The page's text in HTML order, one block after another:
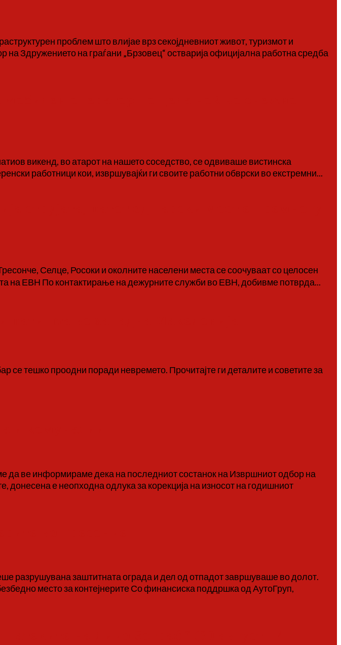
проблем што влијае врз секојдневниот живот, туризмот и
Здружението на граѓани „Брзовец“ остварија официјална работна средба
викенд, во атарот на нашето соседство, се одвиваше вистинска
работници кои, извршувајќи ги своите работни обврски во екстремни...
Селце, Росоки и околните населени места се соочуваат со целосен
на ЕВН По контактирање на дежурните служби во ЕВН, добивме потврда...
тешко проодни поради невремето. Прочитајте ги деталите и советите за
да ве информираме дека на последниот состанок на Извршниот одбор на
донесена е неопходна одлука за корекција на износот на годишниот
разрушувана заштитната ограда и дел од отпадот завршуваше во долот.
место за контејнерите Со финансиска поддршка од АутоГруп,